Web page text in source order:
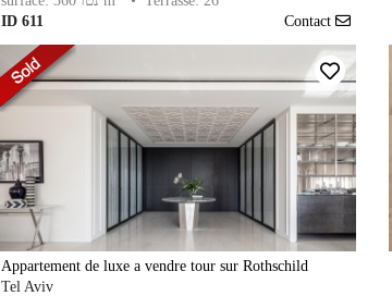
ID 611
Contact
Appartement de luxe a vendre tour sur Rothschild
Tel Aviv